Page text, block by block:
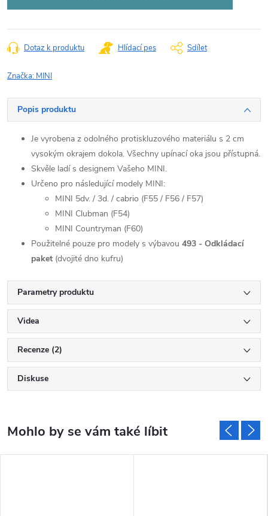
Dotaz k produktu Hlídací pes Sdílet
Značka: MINI
Popis produktu
Je vyrobena z odolného protiskluzového materiálu s 2 cm
vysokým okrajem dokola. Všechny upínací oka jsou přístupná.
Skvěle ladí s designem Vašeho MINI.
Určeno pro následující modely MINI:
MINI 5dv. / 3d. / cabrio (F55 / F56 / F57)
MINI Clubman (F54)
MINI Countryman (F60)
Použitelné pouze pro modely s výbavou 493 - Odkládací
paket (dvojité dno kufru)
Parametry produktu
Videa
Recenze (2)
Diskuse